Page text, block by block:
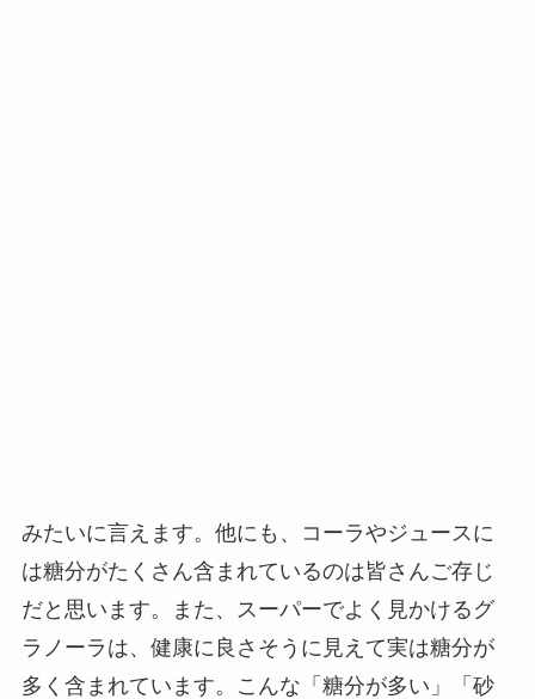
みたいに言えます。他にも、コーラやジュースに
は糖分がたくさん含まれているのは皆さんご存じ
だと思います。また、スーパーでよく見かけるグ
ラノーラは、健康に良さそうに見えて実は糖分が
多く含まれています。こんな「糖分が多い」「砂